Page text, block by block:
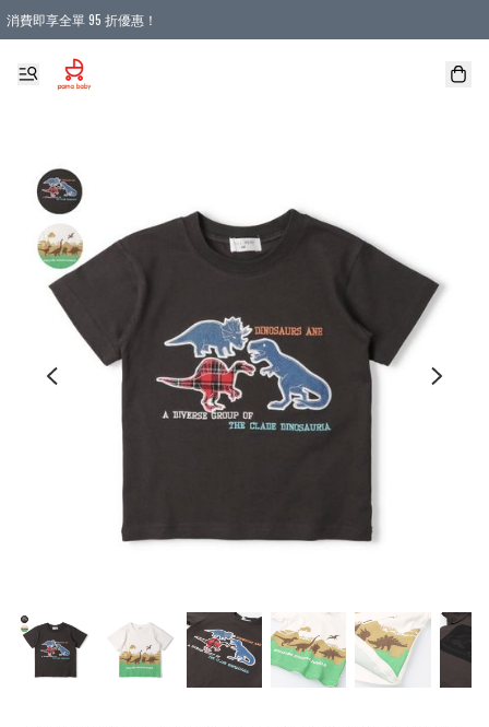
消費即享全單 95 折優惠！
購物滿 HKD 900.00即享免運費優惠！（適用於 本地送貨、本地取貨 )